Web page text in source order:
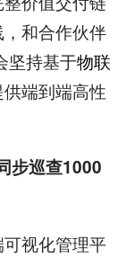
和合作伙伴
坚持基于物联
端到端高性
步巡查1000
视化管理平